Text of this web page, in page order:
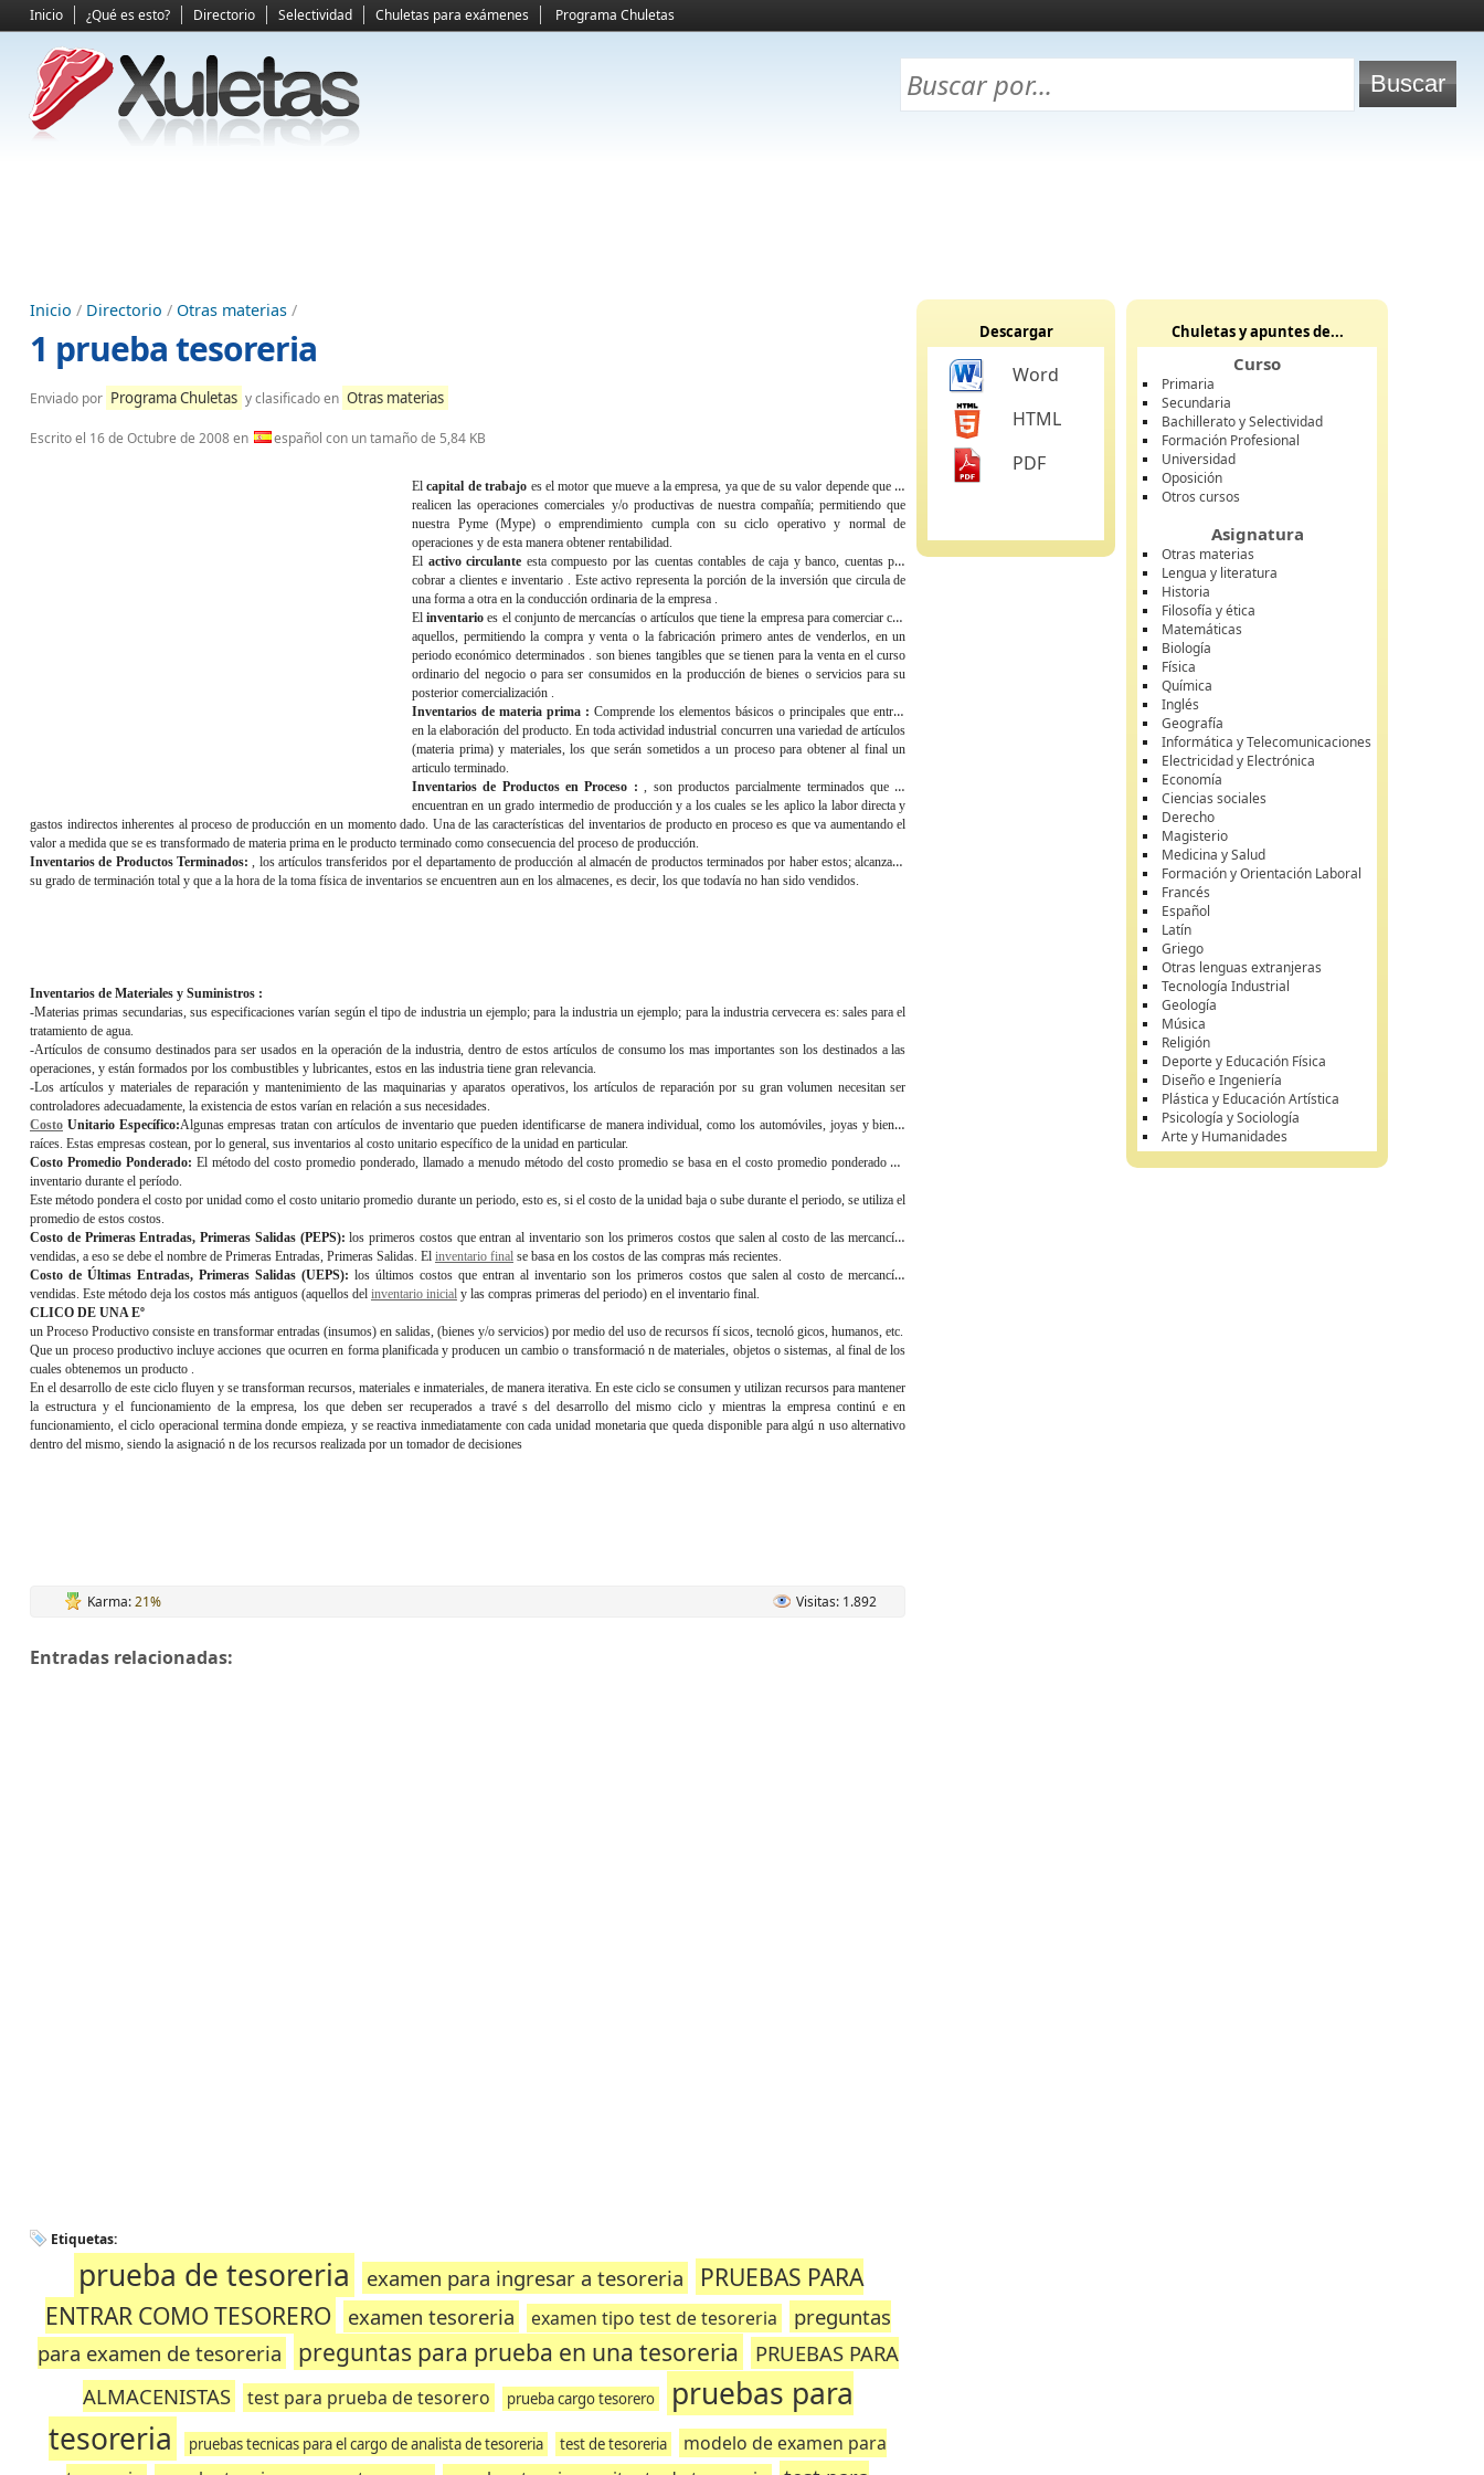
Inicio ¿Qué es esto? Directorio Selectividad Chuletas para exámenes Programa Chuletas
Inicio / Directorio / Otras materias /
1 prueba tesoreria
Enviado por Programa Chuletas y clasificado en Otras materias
Escrito el 16 de Octubre de 2008en español con un tamaño de 5,84 KB
Elcapital de trabajo es el motor que mueve a la empresa, ya que de su valor depende que se
realicen las operaciones comerciales y/o productivas de nuestra compañía; permitiendo que
nuestra Pyme (Mype) o emprendimiento cumpla con su ciclo operativo y normal de
operaciones y de esta manera obtener rentabilidad.
El activo circulante esta compuesto por las cuentas contables de caja y banco, cuentas por
cobrar a clientes e inventario . Este activo representa la porción de la inversión que circula de
una forma a otra en la conducción ordinaria de la empresa .
Elinventario es el conjunto de mercancías o artículos que tiene la empresa para comerciar con
aquellos, permitiendo la compra y venta o la fabricación primero antes de venderlos, en un
periodo económico determinados . son bienes tangibles que se tienen para la venta en el curso
ordinario del negocio o para ser consumidos en la producción de bienes o servicios para su
posterior comercialización .
Inventarios de materia prima :Comprende los elementos básicos o principales que entran
en la elaboración del producto. En toda actividad industrial concurren una variedad de artículos
(materia prima) y materiales, los que serán sometidos a un proceso para obtener al final un
articulo terminado.
Inventarios de Productos en Proceso :, son productos parcialmente terminados que se
encuentran en un grado intermedio de producción y a los cuales se les aplico la labor directa y
gastos indirectos inherentes al proceso de producción en un momento dado. Una de las características del inventarios de producto en proceso es que va aumentando el
valor a medida que se es transformado de materia prima en le producto terminado como consecuencia del proceso de producción.
Inventarios de Productos Terminados:, los artículos transferidos por el departamento de producción al almacén de productos terminados por haber estos; alcanzado
su grado de terminación total y que a la hora de la toma física de inventarios se encuentren aun en los almacenes, es decir, los que todavía no han sido vendidos.
Inventarios de Materiales y Suministros :
-Materias primas secundarias, sus especificaciones varían según el tipo de industria un ejemplo; para la industria un ejemplo; para la industria cervecera es: sales para el
tratamiento de agua.
-Artículos de consumo destinados para ser usados en la operación de la industria, dentro de estos artículos de consumo los mas importantes son los destinados a las
operaciones, y están formados por los combustibles y lubricantes, estos en las industria tiene gran relevancia.
-Los artículos y materiales de reparación y mantenimiento de las maquinarias y aparatos operativos, los artículos de reparación por su gran volumen necesitan ser
controladores adecuadamente, la existencia de estos varían en relación a sus necesidades.
Costo Unitario Específico:Algunas empresas tratan con artículos de inventario que pueden identificarse de manera individual, como los automóviles, joyas y bienes
raíces. Estas empresas costean, por lo general, sus inventarios al costo unitario específico de la unidad en particular.
Costo Promedio Ponderado: El método del costo promedio ponderado, llamado a menudo método del costo promedio se basa en el costo promedio ponderado del
inventario durante el período.
Este método pondera el costo por unidad como el costo unitario promedio durante un periodo, esto es, si el costo de la unidad baja o sube durante el periodo, se utiliza el
promedio de estos costos.
Costo de Primeras Entradas, Primeras Salidas (PEPS):los primeros costos que entran al inventario son los primeros costos que salen al costo de las mercancías
vendidas, a eso se debe el nombre de Primeras Entradas, Primeras Salidas. El inventario final se basa en los costos de las compras más recientes.
Costo de Últimas Entradas, Primeras Salidas (UEPS): los últimos costos que entran al inventario son los primeros costos que salen al costo de mercancías
vendidas. Este método deja los costos más antiguos (aquellos del inventario inicial y las compras primeras del periodo) en el inventario final.
CLICO DE UNA Eº
un Proceso Productivo consiste en transformar entradas (insumos) en salidas, (bienes y/o servicios) por medio del uso de recursos fí sicos, tecnoló gicos, humanos, etc.
Que un proceso productivo incluye acciones que ocurren en forma planificada y producen un cambio o transformació n de materiales, objetos o sistemas, al final de los
cuales obtenemos un producto .
En el desarrollo de este ciclo fluyen y se transforman recursos, materiales e inmateriales, de manera iterativa. En este ciclo se consumen y utilizan recursos para mantener
la estructura y el funcionamiento de la empresa, los que deben ser recuperados a travé s del desarrollo del mismo ciclo y mientras la empresa continú e en
funcionamiento, el ciclo operacional termina donde empieza, y se reactiva inmediatamente con cada unidad monetaria que queda disponible para algú n uso alternativo
dentro del mismo, siendo la asignació n de los recursos realizada por un tomador de decisiones
Karma:21% Visitas: 1.892
Entradas relacionadas:
Etiquetas:
prueba de tesoreria examen para ingresar a tesoreria
PRUEBAS PARA
ENTRAR COMO TESORERO
examen tesoreria examen tipo test de tesoreria
preguntas
para examen de tesoreria
preguntas para prueba en una tesoreria
PRUEBAS PARA
ALMACENISTAS
test para prueba de tesorero prueba cargo tesorero
pruebas para
tesoreria
pruebas tecnicas para el cargo de analista de tesoreria test de tesoreria
modelo de examen para
Descargar
Word
HTML
PDF
Chuletas y apuntes de...
Curso
Primaria
Secundaria
Bachillerato y Selectividad
Formación Profesional
Universidad
Oposición
Otros cursos
Asignatura
Otras materias
Lengua y literatura
Historia
Filosofía y ética
Matemáticas
Biología
Física
Química
Inglés
Geografía
Informática y Telecomunicaciones
Electricidad y Electrónica
Economía
Ciencias sociales
Derecho
Magisterio
Medicina y Salud
Formación y Orientación Laboral
Francés
Español
Latín
Griego
Otras lenguas extranjeras
Tecnología Industrial
Geología
Música
Religión
Deporte y Educación Física
Diseño e Ingeniería
Plástica y Educación Artística
Psicología y Sociología
Arte y Humanidades